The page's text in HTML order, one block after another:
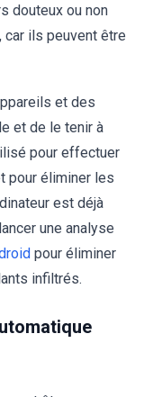
douteux ou non
ils peuvent être
et des
et de le tenir à
pour effectuer
pour éliminer les
est déjà
une analyse
pour éliminer
infiltrés.